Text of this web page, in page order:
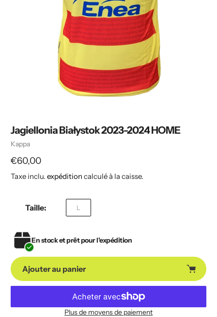
Jagiellonia Białystok 2023-2024 HOME
Vendeuse
Kappa
Prix
€60,00
Taxe inclu. expédition calculé à la caisse.
Taille: L
En stock et prêt pour l'expédition
Ajouter au panier
Plus de moyens de paiement